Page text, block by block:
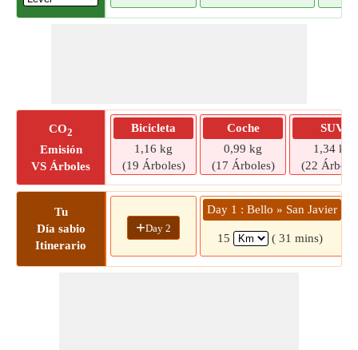
CO2
Emisión
VS Árboles
Bicicleta
1,16 kg
(19 Árboles)
Coche
0,99 kg
(17 Árboles)
SUV
1,34 kg
(22
Tu
Día sabio
Itinerario
+Day 2
Day 1 : Bello » San Javier
15 ( 31 mins)